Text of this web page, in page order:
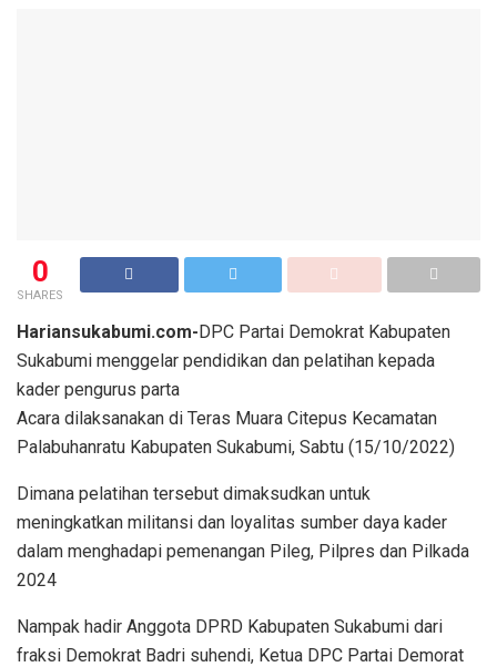
0
SHARES
Hariansukabumi.com-DPC Partai Demokrat Kabupaten
Sukabumi menggelar pendidikan dan pelatihan kepada
kader pengurus parta
Acara dilaksanakan di Teras Muara Citepus Kecamatan
Palabuhanratu Kabupaten Sukabumi, Sabtu (15/10/2022)
Dimana pelatihan tersebut dimaksudkan untuk
meningkatkan militansi dan loyalitas sumber daya kader
dalam menghadapi pemenangan Pileg, Pilpres dan Pilkada
2024
Nampak hadir Anggota DPRD Kabupaten Sukabumi dari
fraksi Demokrat Badri suhendi, Ketua DPC Partai Demorat